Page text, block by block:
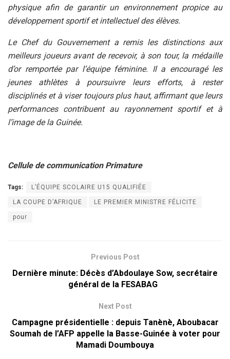
physique afin de garantir un environnement propice au
développement sportif et intellectuel des élèves.
Le Chef du Gouvernement a remis les distinctions aux
meilleurs joueurs avant de recevoir, à son tour, la médaille
d’or remportée par l’équipe féminine. Il a encouragé les
jeunes athlètes à poursuivre leurs efforts, à rester
disciplinés et à viser toujours plus haut, affirmant que leurs
performances contribuent au rayonnement sportif et à
l’image de la Guinée.
Cellule de communication Primature
Tags: L’ÉQUIPE SCOLAIRE U15 QUALIFIÉE
LA COUPE D’AFRIQUE LE PREMIER MINISTRE FÉLICITE
pour
Previous Post
Dernière minute: Décès d’Abdoulaye Sow, secrétaire
général de la FESABAG
Next Post
Campagne présidentielle : depuis Tanènè, Aboubacar
Soumah de l’AFP appelle la Basse-Guinée à voter pour
Mamadi Doumbouya